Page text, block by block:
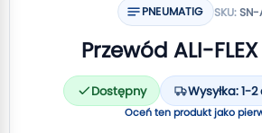
PNEUMATIG SKU:SN-
Przewód ALI-
Dostępny Wysyłka: 1-
Oceń ten produkt jako